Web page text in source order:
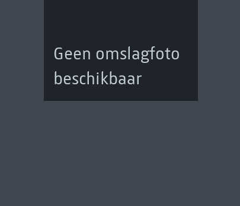
Geen omslagfoto
beschikbaar